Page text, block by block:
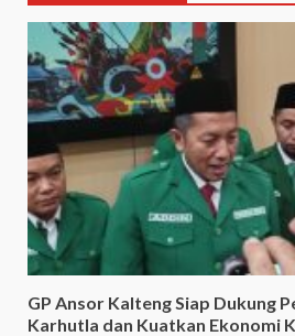
GP Ansor Kalteng Siap Dukung
Karhutla dan Kuatkan Ekonomi